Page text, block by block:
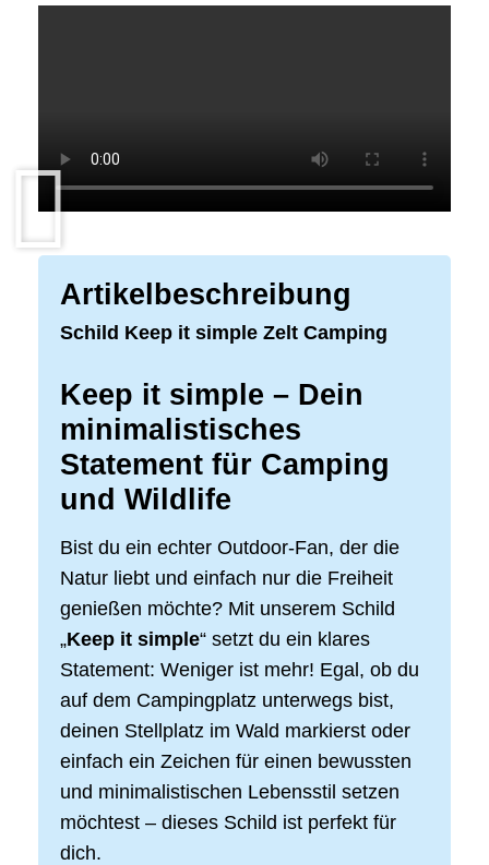
Artikelbeschreibung
Schild Keep it simple Zelt Camping
Keep it simple – Dein
minimalistisches
Statement für Camping
und Wildlife
Bist du ein echter Outdoor-Fan, der die
Natur liebt und einfach nur die Freiheit
genießen möchte? Mit unserem Schild
„Keep it simple“ setzt du ein klares
Statement: Weniger ist mehr! Egal, ob du
auf dem Campingplatz unterwegs bist,
deinen Stellplatz im Wald markierst oder
einfach ein Zeichen für einen bewussten
und minimalistischen Lebensstil setzen
möchtest – dieses Schild ist perfekt für
dich.